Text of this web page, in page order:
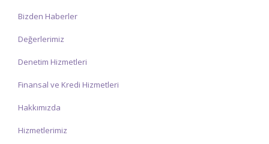
Bizden Haberler
Değerlerimiz
Denetim Hizmetleri
Finansal ve Kredi Hizmetleri
Hakkımızda
Hizmetlerimiz